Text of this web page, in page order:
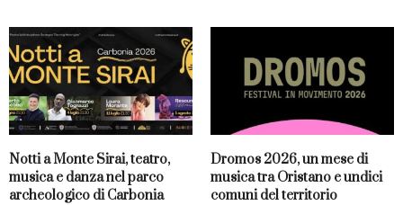
Notti a Monte Sirai, teatro,
musica e danza nel parco
archeologico di Carbonia
Dromos 2026, un mese di
musica tra Oristano e undici
comuni del territorio